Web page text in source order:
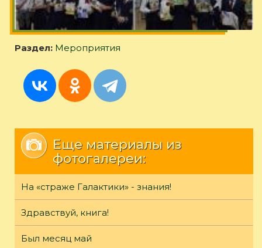
Раздел: Мероприятия
Еще материалы из
фотогалереи:
На «страже Галактики» - знания!
Здравствуй, книга!
Был месяц май